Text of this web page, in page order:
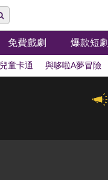
免費戲劇 爆款短劇
兒童卡通 與哆啦A夢冒險